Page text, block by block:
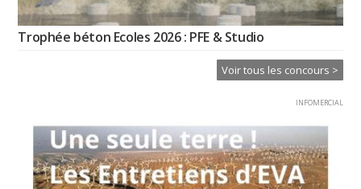
Trophée béton Ecoles 2026 : PFE & Studio
Voir tous les concours >
INFOMERCIAL